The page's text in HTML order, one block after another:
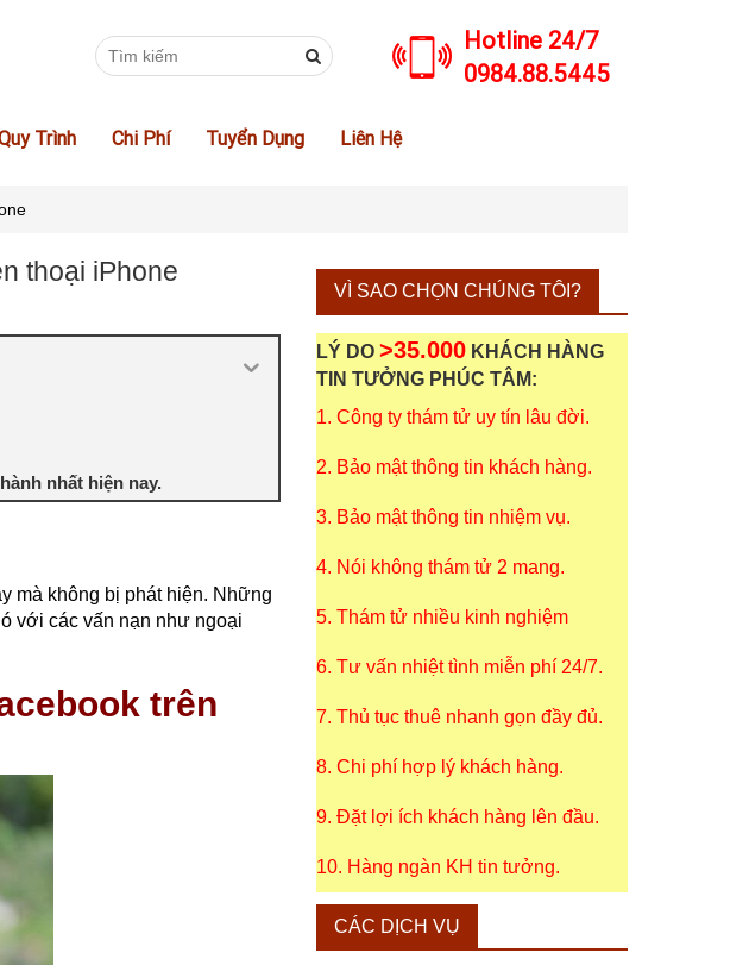
Hotline 24/7
0984.88.5445
Trình Chi Phí Tuyển Dụng Liên Hệ
thoại iPhone
nhất hiện nay.
mà không bị phát hiện. Những
với các vấn nạn như ngoại
trên
VÌ SAO CHỌN CHÚNG TÔI?
LÝ DO >35.000KHÁCH HÀNG
TIN TƯỞNG PHÚC TÂM:
1. Công ty thám tử uy tín lâu đời.
2. Bảo mật thông tin khách hàng.
3. Bảo mật thông tin nhiệm vụ.
4. Nói không thám tử 2 mang.
5. Thám tử nhiều kinh nghiệm
6. Tư vấn nhiệt tình miễn phí 24/7.
7. Thủ tục thuê nhanh gọn đầy đủ.
8. Chi phí hợp lý khách hàng.
9. Đặt lợi ích khách hàng lên đầu.
10. Hàng ngàn KH tin tưởng.
CÁC DỊCH VỤ